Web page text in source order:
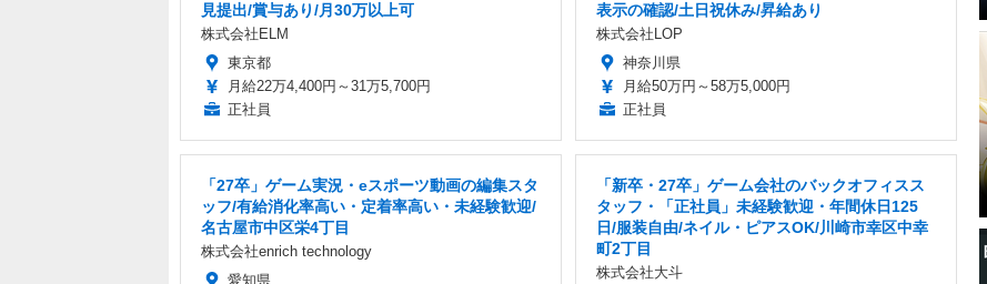
見提出/賞与あり/月30万以上可
株式会社ELM
東京都
月給22万4,400円～31万5,700円
正社員
表示の確認/土日祝休み/昇給あり
株式会社LOP
神奈川県
月給50万円～58万5,000円
正社員
「27卒」ゲーム実況・eスポーツ動画の編集スタ
ッフ/有給消化率高い・定着率高い・未経験歓迎/
名古屋市中区栄4丁目
株式会社enrich technology
愛知県
「新卒・27卒」ゲーム会社のバックオフィスス
タッフ・「正社員」未経験歓迎・年間休日125
日/服装自由/ネイル・ピアスOK/川崎市幸区中幸
町2丁目
株式会社大斗